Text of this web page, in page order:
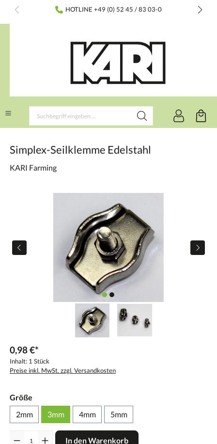
springen HOTLINE +49 (0) 52 45 / 83 03-0
Simplex-Seilklemme Edelstahl
KARI Farming
0,98 €*
Inhalt: 1 Stück
Preise inkl. MwSt. zzgl. Versandkosten
Größe
2mm
3mm 4mm 5mm
In den Warenkorb